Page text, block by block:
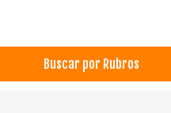
Buscar por Rubros